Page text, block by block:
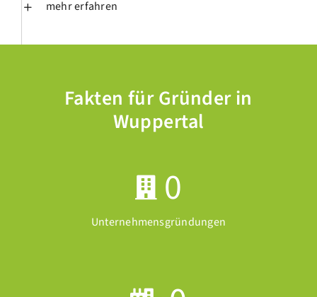
mehr erfahren
Fakten für Gründer in
Wuppertal
0
Unternehmensgründungen